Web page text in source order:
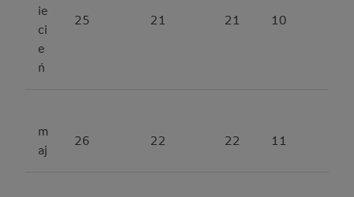
ie
ci
e
ń
25 21 21 10
m
aj
26 22 22 11